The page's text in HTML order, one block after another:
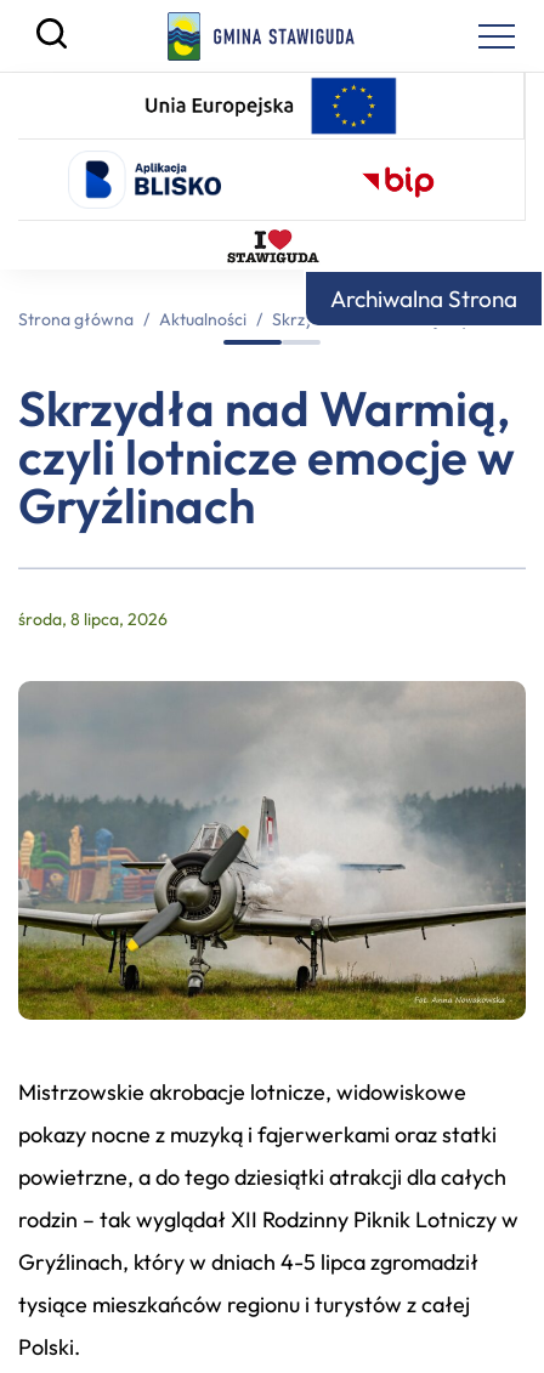
Archiwalna Strona
Strona główna / Aktualności / Skrzydła nad Warmią, czyli
Skrzydła nad Warmią,
czyli lotnicze emocje w
Gryźlinach
środa, 8 lipca, 2026
Mistrzowskie akrobacje lotnicze, widowiskowe
pokazy nocne z muzyką i fajerwerkami oraz statki
powietrzne, a do tego dziesiątki atrakcji dla całych
rodzin – tak wyglądał XII Rodzinny Piknik Lotniczy w
Gryźlinach, który w dniach 4-5 lipca zgromadził
tysiące mieszkańców regionu i turystów z całej
Polski.